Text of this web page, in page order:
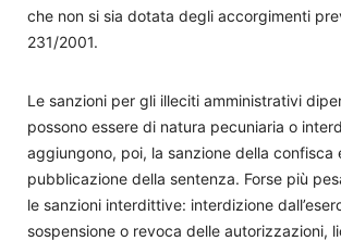
che non si sia dotata degli accorgimenti
231/2001.
Le sanzioni per gli illeciti amministrativi
possono essere di natura pecuniaria o
aggiungono, poi, la sanzione della confisca
pubblicazione della sentenza. Forse più
le sanzioni interdittive: interdizione
sospensione o revoca delle autorizzazioni,